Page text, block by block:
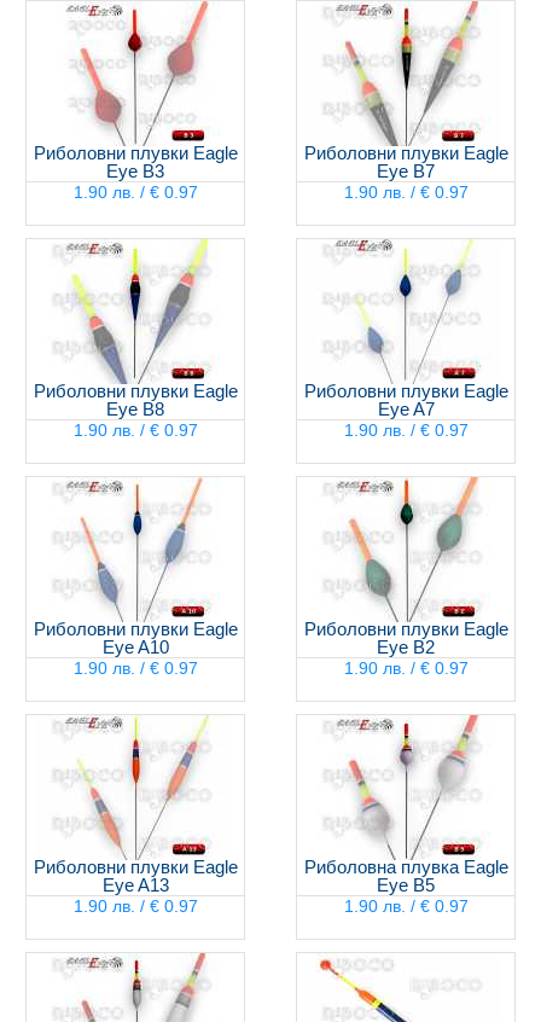
Риболовни плувки Eagle
Eye B3
1.90 лв. / € 0.97
Риболовни плувки Eagle
Eye B7
1.90 лв. / € 0.97
Риболовни плувки Eagle
Eye B8
1.90 лв. / € 0.97
Риболовни плувки Eagle
Eye A7
1.90 лв. / € 0.97
Риболовни плувки Eagle
Eye A10
1.90 лв. / € 0.97
Риболовни плувки Eagle
Eye B2
1.90 лв. / € 0.97
Риболовни плувки Eagle
Eye A13
1.90 лв. / € 0.97
Риболовна плувка Eagle
Eye B5
1.90 лв. / € 0.97